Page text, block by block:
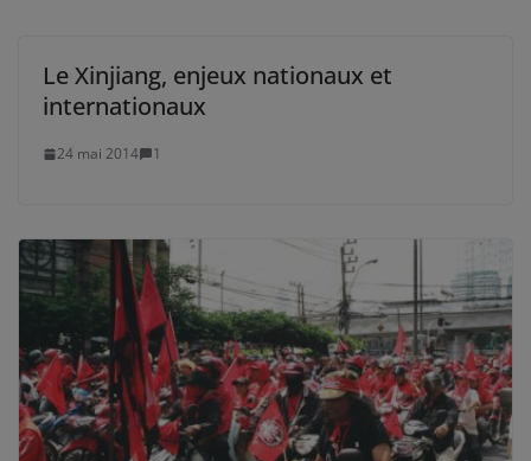
Le Xinjiang, enjeux nationaux et
internationaux
24 mai 2014 1